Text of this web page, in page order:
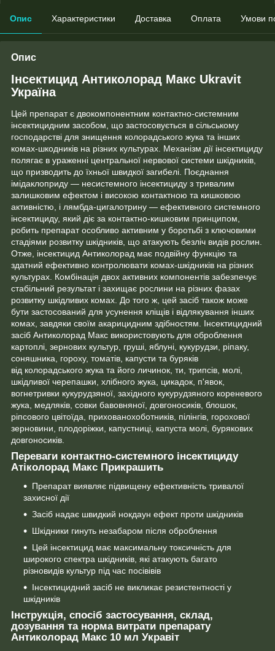
Опис Характеристики Доставка Оплата Умови
Опис
Інсектицид Антиколорад Макс Ukravit
Україна
Цей препарат є двокомпонентним контактно-системним
інсектицидним засобом, що застосовується в сільському
господарстві для знищення колорадського жука та інших
комах-шкодників на різних культурах. Механізм дії інсектициду
полягає в ураженні центральної нервової системи шкідників,
що призводить до їхньої швидкої загибелі. Поєднання
імідаклоприду — несистемного інсектициду з тривалим
залишковим ефектом і високою контактною та кишковою
активністю, і лямбда-цигалотрину — ефективного системного
інсектициду, який діє за контактно-кишковим принципом,
робить препарат особливо активним у боротьбі з ключовими
стадіями розвитку шкідників, що атакують безліч видів рослин.
Отже, інсектицид Антиколорад має подвійну функцію та
здатний ефективно контролювати комах-шкідників на різних
культурах. Комбінація двох активних компонентів забезпечує
стабільний результат і захищає рослини на різних фазах
розвитку шкідливих комах. До того ж, цей засіб також може
бути застосований для усунення кліщів і відлякування інших
комах, завдяки своїм акарицидним здібностям. Інсектицидний
засіб Антиколорад Макс використовують для оброблення
картоплі, зернових культур, груші, яблуні, кукурудзи, ріпаку,
соняшника, гороху, томатів, капусти та буряків
від колорадського жука та його личинок, ти, трипсів, молі,
шкідливої черепашки, хлібного жука, цикадок, п'явок,
вогнетривки кукурудзяної, західного кукурудзяного кореневого
жука, медляків, совки бавовняної, довгоносиків, блошок,
ріпсового цвітоїда, прихованохоботників, пілінгів, горохової
зерновини, плодоріжки, капустниці, капуста молі, бурякових
довгоносиків.
Переваги контактно-системного інсектициду
Атіколорад Макс Прикрашить
Препарат виявляє підвищену ефективність тривалої
захисної дії
Засіб надає швидкий нокдаун ефект проти шкідників
Шкідники гинуть незабаром після оброблення
Цей інсектицид має максимальну токсичність для
широкого спектра шкідників, які атакують багато
різновидів культур під час посівівів
Інсектицидний засіб не викликає резистентності у
шкідників
Інструкція, спосіб застосування, склад,
дозування та норма витрати препарату
Антиколорад Макс 10 мл Укравіт